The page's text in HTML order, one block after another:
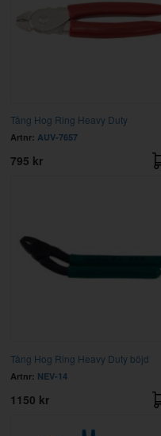
Tång Hog Ring Heavy Duty
Artnr: AUV-7657
795 kr
Tång Hog Ring Heavy Duty böjd
Artnr: NEV-14
1150 kr